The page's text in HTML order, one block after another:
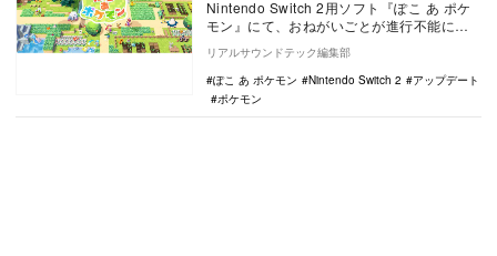
Nintendo Switch 2用ソフト『ぽこ あ ポケ
モン』にて、おねがいごとが進行不能にな
るなど複数の不具合が確認された。…
リアルサウンドテック編集部
ぽこ あ ポケモン
Nintendo Switch 2
アップデート
ポケモン